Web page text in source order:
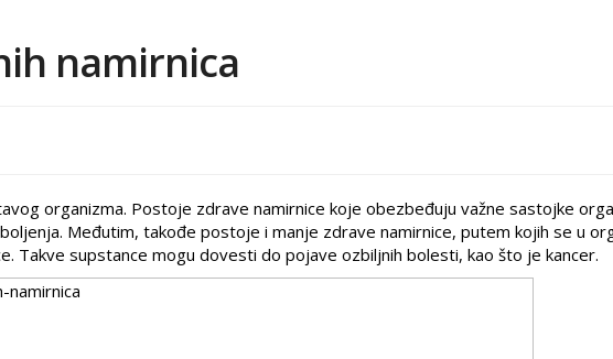
namirnica
organizma. Postoje zdrave namirnice koje obezbeđuju važne sastojke
Međutim, takođe postoje i manje zdrave namirnice, putem kojih se u
Takve supstance mogu dovesti do pojave ozbiljnih bolesti, kao što je kancer.